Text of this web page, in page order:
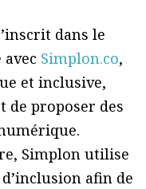
dans le
Simplon.co,
et inclusive,
de proposer des
Simplon utilise
afin de